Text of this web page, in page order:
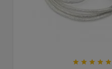
    